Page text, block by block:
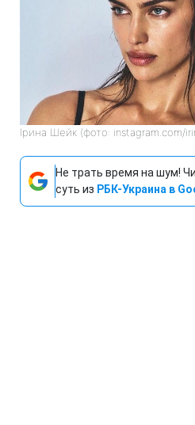
Ірина Шейк (фото: instagram.com/
Не трать время на шум!
суть из РБК-Украина в